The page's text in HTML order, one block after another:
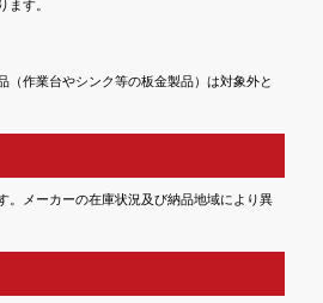
ます。
作業台やシンク等の板金製品）は対象外と
。メーカーの在庫状況及び納品地域により異